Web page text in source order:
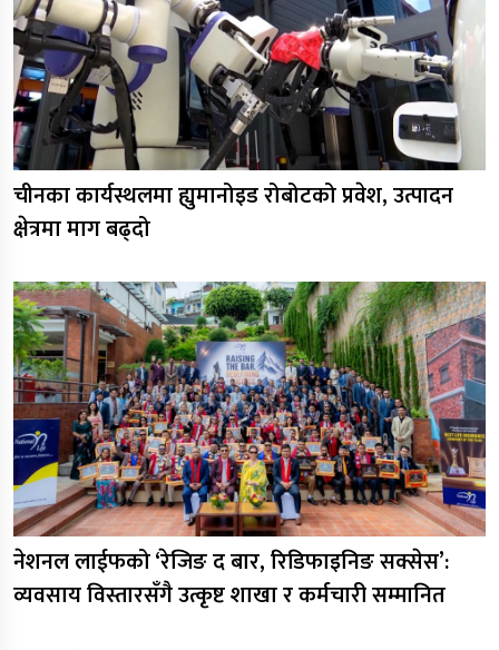
चीनका कार्यस्थलमा ह्युमानोइड रोबोटको प्रवेश, उत्पादन
क्षेत्रमा माग बढ्दो
नेशनल लाईफको ‘रेजिङ द बार, रिडिफाइनिङ सक्सेस’:
व्यवसाय विस्तारसँगै उत्कृष्ट शाखा र कर्मचारी सम्मानित